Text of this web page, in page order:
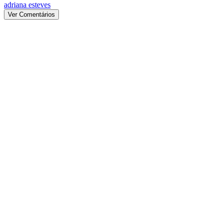
adriana esteves
Ver Comentários